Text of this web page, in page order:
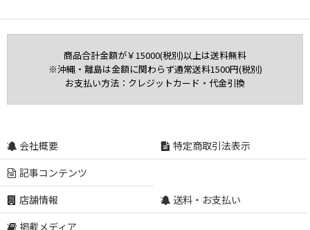
商品合計金額が￥15000(税別)以上は送料無料
※沖縄・離島は金額に関わらず通常送料1500円(税別)
お支払い方法：クレジットカード・代金引換
会社概要
特定商取引法表示
記事コンテンツ
店舗情報
送料・お支払い
掲載メディア